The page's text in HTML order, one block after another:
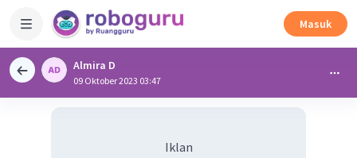
Masuk
Almira D
09 Oktober 2023 03:47
Iklan